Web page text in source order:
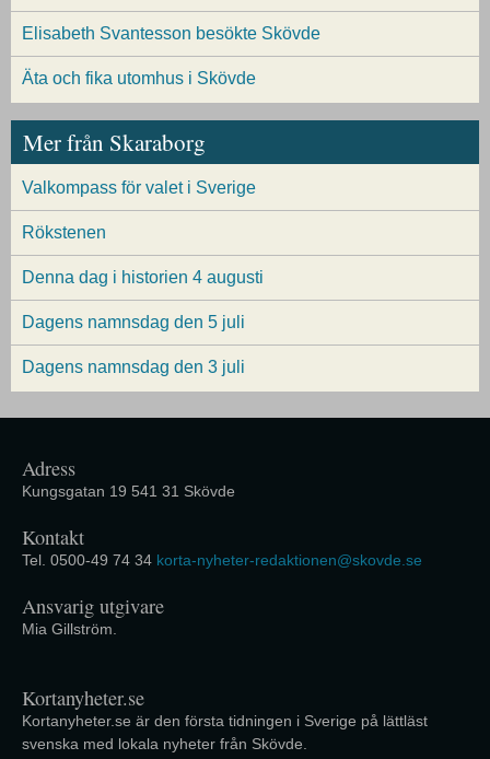
Elisabeth Svantesson besökte Skövde
Äta och fika utomhus i Skövde
Mer från Skaraborg
Valkompass för valet i Sverige
Rökstenen
Denna dag i historien 4 augusti
Dagens namnsdag den 5 juli
Dagens namnsdag den 3 juli
Adress
Kungsgatan 19 541 31 Skövde
Kontakt
Tel. 0500-49 74 34 korta-nyheter-redaktionen@skovde.se
Ansvarig utgivare
Mia Gillström.
Kortanyheter.se
Kortanyheter.se är den första tidningen i Sverige på lättläst
svenska med lokala nyheter från Skövde.